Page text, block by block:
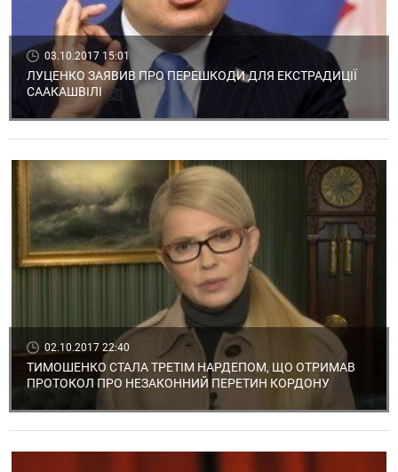
03.10.2017 15:01
ЛУЦЕНКО ЗАЯВИВ ПРО ПЕРЕШКОДИ ДЛЯ ЕКСТРАДИЦІЇ
СААКАШВІЛІ
02.10.2017 22:40
ТИМОШЕНКО СТАЛА ТРЕТІМ НАРДЕПОМ, ЩО ОТРИМАВ
ПРОТОКОЛ ПРО НЕЗАКОННИЙ ПЕРЕТИН КОРДОНУ